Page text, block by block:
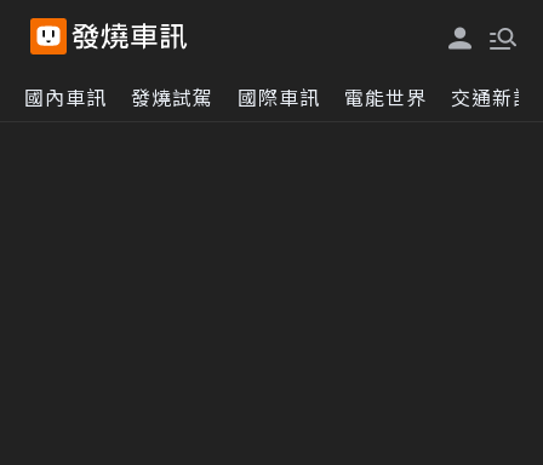
國內車訊 發燒試駕 國際車訊 電能世界 交通新訊